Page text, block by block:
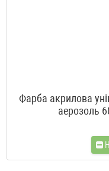
Фарба акрилова
аерозоль